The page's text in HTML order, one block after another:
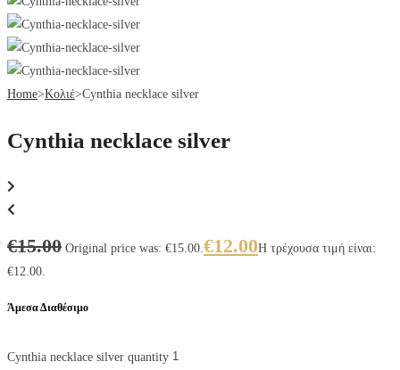
Home>Κολιέ>Cynthia necklace silver
Cynthia necklace silver
€15.00 Original price was: €15.00. €12.00Η τρέχουσα τιμή είναι:
€12.00.
Άμεσα Διαθέσιμο
Cynthia necklace silver quantity